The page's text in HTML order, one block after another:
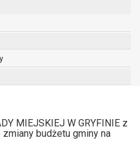
MIEJSKIEJ W GRYFINIE z
budżetu gminy na